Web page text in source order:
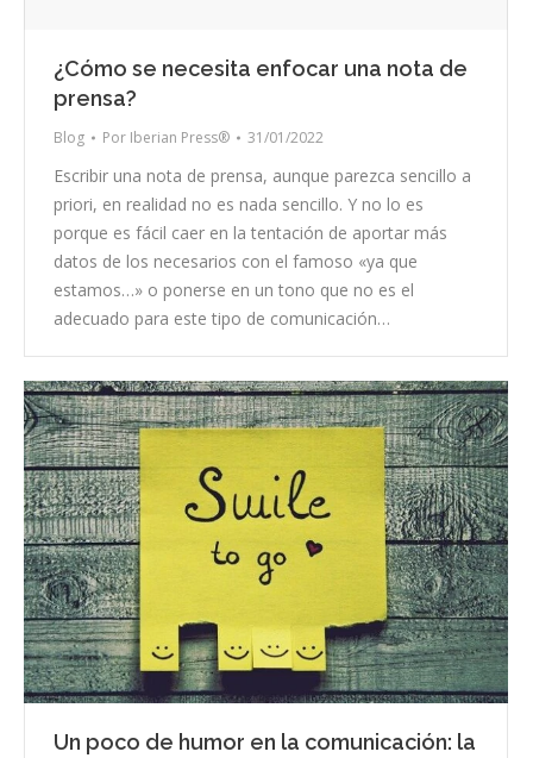
¿Cómo se necesita enfocar una nota de
prensa?
Blog Por Iberian Press® 31/01/2022
Escribir una nota de prensa, aunque parezca sencillo a
priori, en realidad no es nada sencillo. Y no lo es
porque es fácil caer en la tentación de aportar más
datos de los necesarios con el famoso «ya que
estamos…» o ponerse en un tono que no es el
adecuado para este tipo de comunicación…
Un poco de humor en la comunicación: la